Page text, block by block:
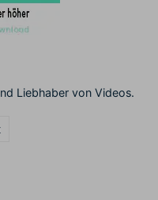
Liebhaber von Videos.